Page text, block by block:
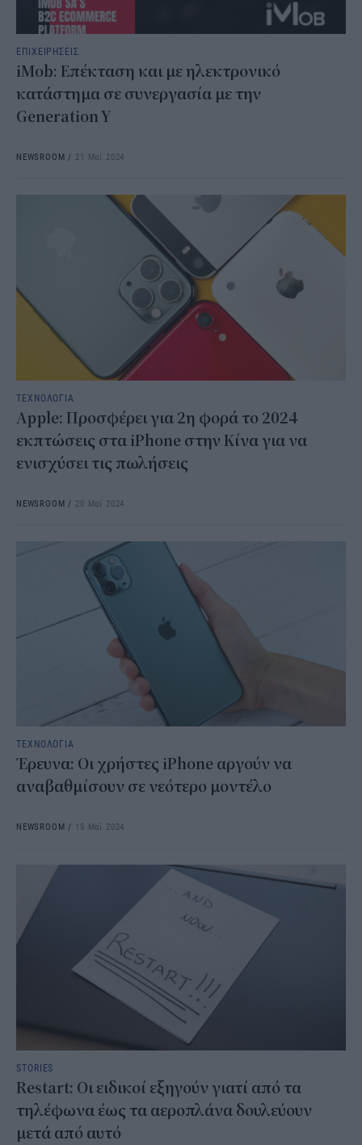
ΕΠΙΧΕΙΡΗΣΕΙΣ
iMob: Επέκταση και με ηλεκτρονικό
κατάστημα σε συνεργασία με την
Generation Y
NEWSROOM / 21 Μαΐ 2024
ΤΕΧΝΟΛΟΓΙΑ
Apple: Προσφέρει για 2η φορά το 2024
εκπτώσεις στα iPhone στην Κίνα για να
ενισχύσει τις πωλήσεις
NEWSROOM / 20 Μαΐ 2024
ΤΕΧΝΟΛΟΓΙΑ
Έρευνα: Οι χρήστες iPhone αργούν να
αναβαθμίσουν σε νεότερο μοντέλο
NEWSROOM / 15 Μαΐ 2024
STORIES
Restart: Οι ειδικοί εξηγούν γιατί από τα
τηλέφωνα έως τα αεροπλάνα δουλεύουν
μετά από αυτό